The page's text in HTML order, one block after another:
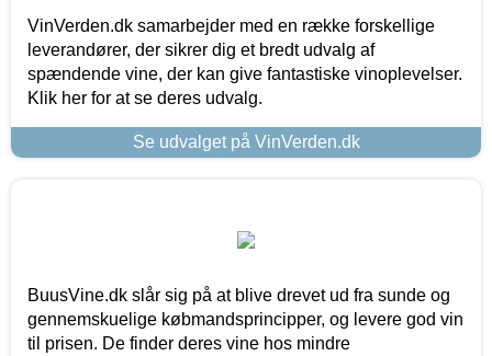
VinVerden.dk samarbejder med en række forskellige
leverandører, der sikrer dig et bredt udvalg af
spændende vine, der kan give fantastiske vinoplevelser.
Klik her for at se deres udvalg.
Se udvalget på VinVerden.dk
BuusVine.dk slår sig på at blive drevet ud fra sunde og
gennemskuelige købmandsprincipper, og levere god vin
til prisen. De finder deres vine hos mindre